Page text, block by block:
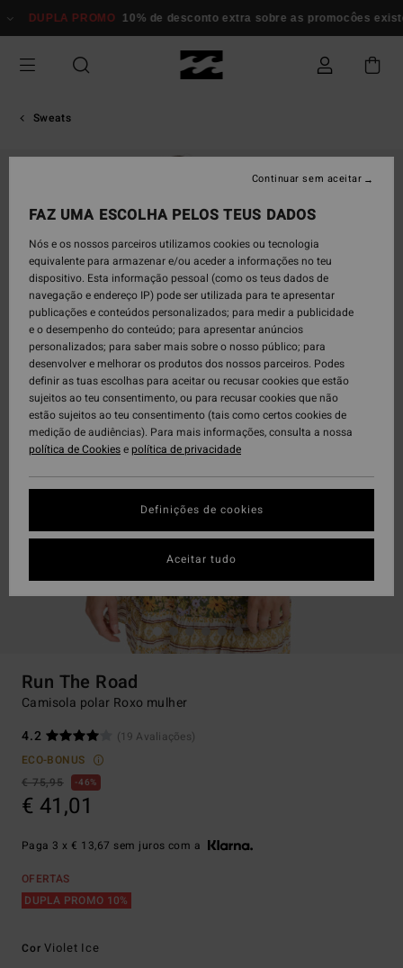
para
informação
DUPLA PROMO 10% de desconto extra sobre as promocôes
Sweats
Run The Road
Camisola polar Roxo mulher
4.2
(19 Avaliações)
ECO-BONUS
€ 75,95
46%
€ 41,01
Paga 3 x € 13,67 sem juros com a
OFERTAS
DUPLA PROMO 10%
CorViolet Ice
FAZ UMA ESCOLHA PELOS TEUS DADOS
Nós e os nossos parceiros utilizamos cookies ou tecnologia
equivalente para armazenar e/ou aceder a informações no teu
dispositivo. Esta informação pessoal (como os teus dados de
navegação e endereço IP) pode ser utilizada para te apresentar
publicações e conteúdos personalizados; para medir a publicidade
e o desempenho do conteúdo; para apresentar anúncios
personalizados; para saber mais sobre o nosso público; para
desenvolver e melhorar os produtos dos nossos parceiros. Podes
definir as tuas escolhas para aceitar ou recusar cookies que estão
sujeitos ao teu consentimento, ou para recusar cookies que não
estão sujeitos ao teu consentimento (tais como certos cookies de
medição de audiências). Para mais informações, consulta a nossa
política de Cookiesepolítica de privacidade
Definições de cookies
Continuar sem aceitar
Aceitar tudo